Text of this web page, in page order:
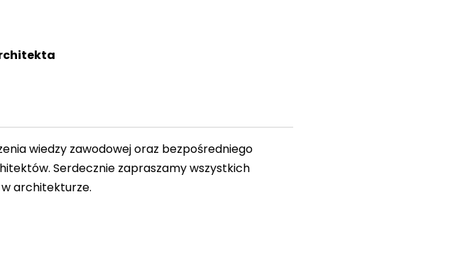
wiedzy zawodowej oraz bezpośredniego
Serdecznie zapraszamy wszystkich
architekturze.